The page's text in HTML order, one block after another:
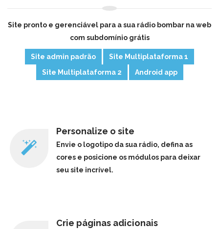
Site pronto e gerenciável para a sua rádio bombar na web
com subdomínio grátis
Site admin padrão
Site Multiplataforma 1
Site Multiplataforma 2
Android app
Personalize o site
Envie o logotipo da sua rádio, defina as
cores e posicione os módulos para deixar
seu site incrível.
Crie páginas adicionais